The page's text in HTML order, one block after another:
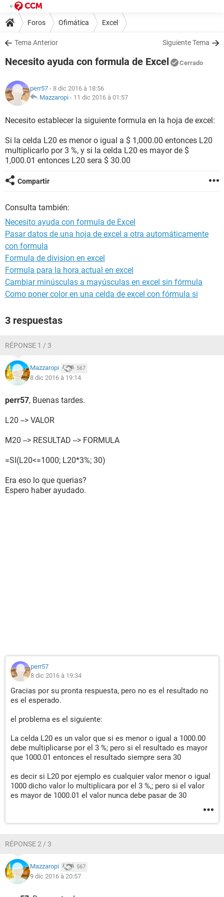
Foros Ofimática Excel
Tema Anterior Siguiente Tema
Necesito ayuda con formula de Excel Cerrado
perr57 - 8 dic 2016 à 18:56
Mazzaropi - 11 dic 2016 à 01:57
Necesito establecer la siguiente formula en la hoja de excel:
Si la celda L20 es menor o igual a $ 1,000.00 entonces L20
multiplicarlo por 3 %, y si la celda L20 es mayor de $
1,000.01 entonces L20 sera $ 30.00
Compartir
Consulta también:
Necesito ayuda con formula de Excel
Pasar datos de una hoja de excel a otra automáticamente
con formula
Formula de division en excel
Formula para la hora actual en excel
Cambiar minúsculas a mayúsculas en excel sin fórmula
Como poner color en una celda de excel con fórmula si
3 respuestas
RÉPONSE 1 / 3
Mazzaropi 567
8 dic 2016 à 19:14
perr57, Buenas tardes.
L20 --> VALOR
M20 --> RESULTAD --> FORMULA
=SI(L20<=1000; L20*3%; 30)
Era eso lo que querias?
Espero haber ayudado.
perr57
8 dic 2016 à 19:34
Gracias por su pronta respuesta, pero no es el resultado no
es el esperado.
el problema es el siguiente:
La celda L20 es un valor que si es menor o igual a 1000.00
debe multiplicarse por el 3 %; pero si el resultado es mayor
que 1000.01 entonces el resultado siempre sera 30
es decir si L20 por ejemplo es cualquier valor menor o igual
1000 dicho valor lo multiplicara por el 3 %,; pero si el valor
es mayor de 1000.01 el valor nunca debe pasar de 30
RÉPONSE 2 / 3
Mazzaropi 567
9 dic 2016 à 20:57